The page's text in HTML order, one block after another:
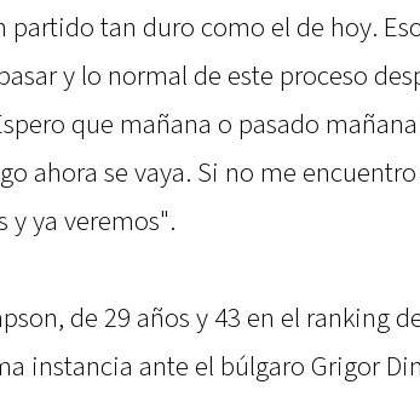
partido tan duro como el de hoy.
y lo normal de este proceso
que mañana o pasado
ahora se vaya. Si no me
y ya veremos".
de 29 años y 43 en el ranking
instancia ante el búlgaro Grigor